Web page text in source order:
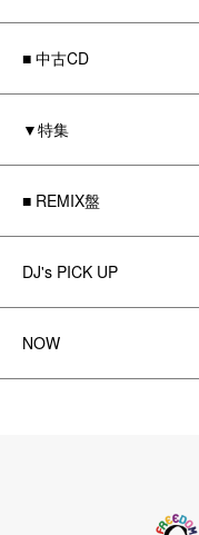
■ 中古CD
▼特集
■ REMIX盤
DJ's PICK UP
NOW